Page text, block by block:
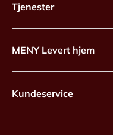
Tjenester
MENY Levert hjem
Kundeservice